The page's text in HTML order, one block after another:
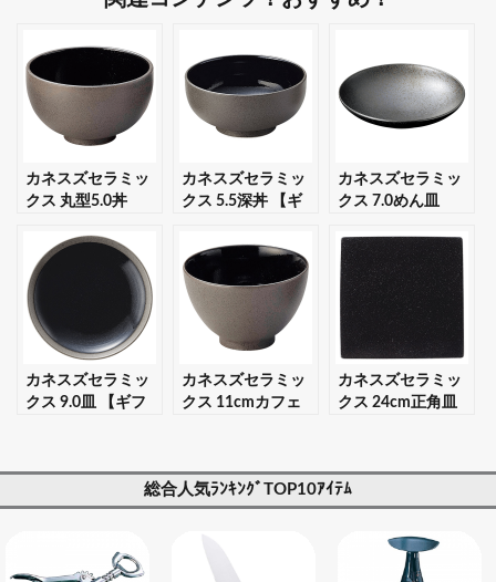
カネスズセラミッ
クス 丸型5.0丼
ント対応可】
カネスズセラミッ
クス 5.5深丼 【ギ
対応可】
カネスズセラミッ
クス 7.0めん皿
ント対応可】
カネスズセラミッ
クス 9.0皿 【ギフ
カネスズセラミッ
クス 11cmカフェ
カネスズセラミッ
クス 24cm正角皿
総合人気ﾗﾝｷﾝｸﾞTOP10ｱｲﾃﾑ